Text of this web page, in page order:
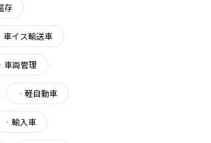
存
車イス輸送車
車両管理
・ 軽自動車
・ 輸入車